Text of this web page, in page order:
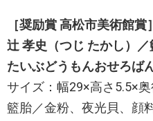
［奨励賞 高松市美術館賞］
辻 孝史（つじ たかし）
たいぶどうもんおせろばん
サイズ：幅29×高さ5.5×
籃胎／金粉、夜光貝、顔